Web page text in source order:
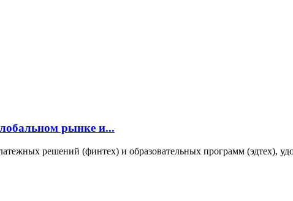
рынке и...
решений (финтех) и образовательных программ (эдтех),